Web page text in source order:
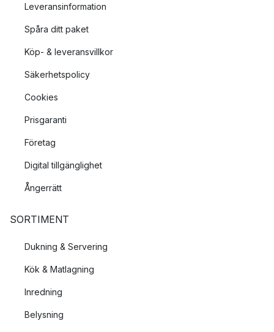
Leveransinformation
Spåra ditt paket
Köp- & leveransvillkor
Säkerhetspolicy
Cookies
Prisgaranti
Företag
Digital tillgänglighet
Ångerrätt
SORTIMENT
Dukning & Servering
Kök & Matlagning
Inredning
Belysning